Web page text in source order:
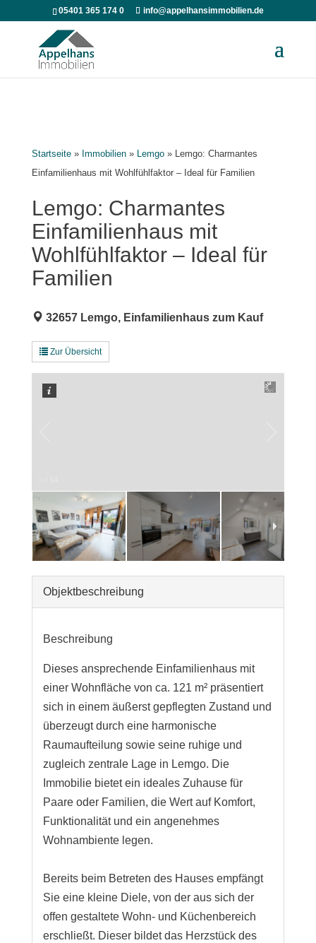
05401 365 174 0 info@appelhansimmobilien.de
Startseite» Immobilien» Lemgo» Lemgo: Charmantes
Einfamilienhaus mit Wohlfühlfaktor – Ideal für Familien
Lemgo: Charmantes
Einfamilienhaus mit
Wohlfühlfaktor – Ideal für
Familien
32657 Lemgo, Einfamilienhaus zum Kauf
Zur Übersicht
Objekt­beschreibung
Beschreibung
Dieses ansprechende Einfamilienhaus mit
einer Wohnfläche von ca. 121 m² präsentiert
sich in einem äußerst gepflegten Zustand und
überzeugt durch eine harmonische
Raumaufteilung sowie seine ruhige und
zugleich zentrale Lage in Lemgo. Die
Immobilie bietet ein ideales Zuhause für
Paare oder Familien, die Wert auf Komfort,
Funktionalität und ein angenehmes
Wohnambiente legen.
Bereits beim Betreten des Hauses empfängt
Sie eine kleine Diele, von der aus sich der
offen gestaltete Wohn- und Küchenbereich
erschließt. Dieser bildet das Herzstück des